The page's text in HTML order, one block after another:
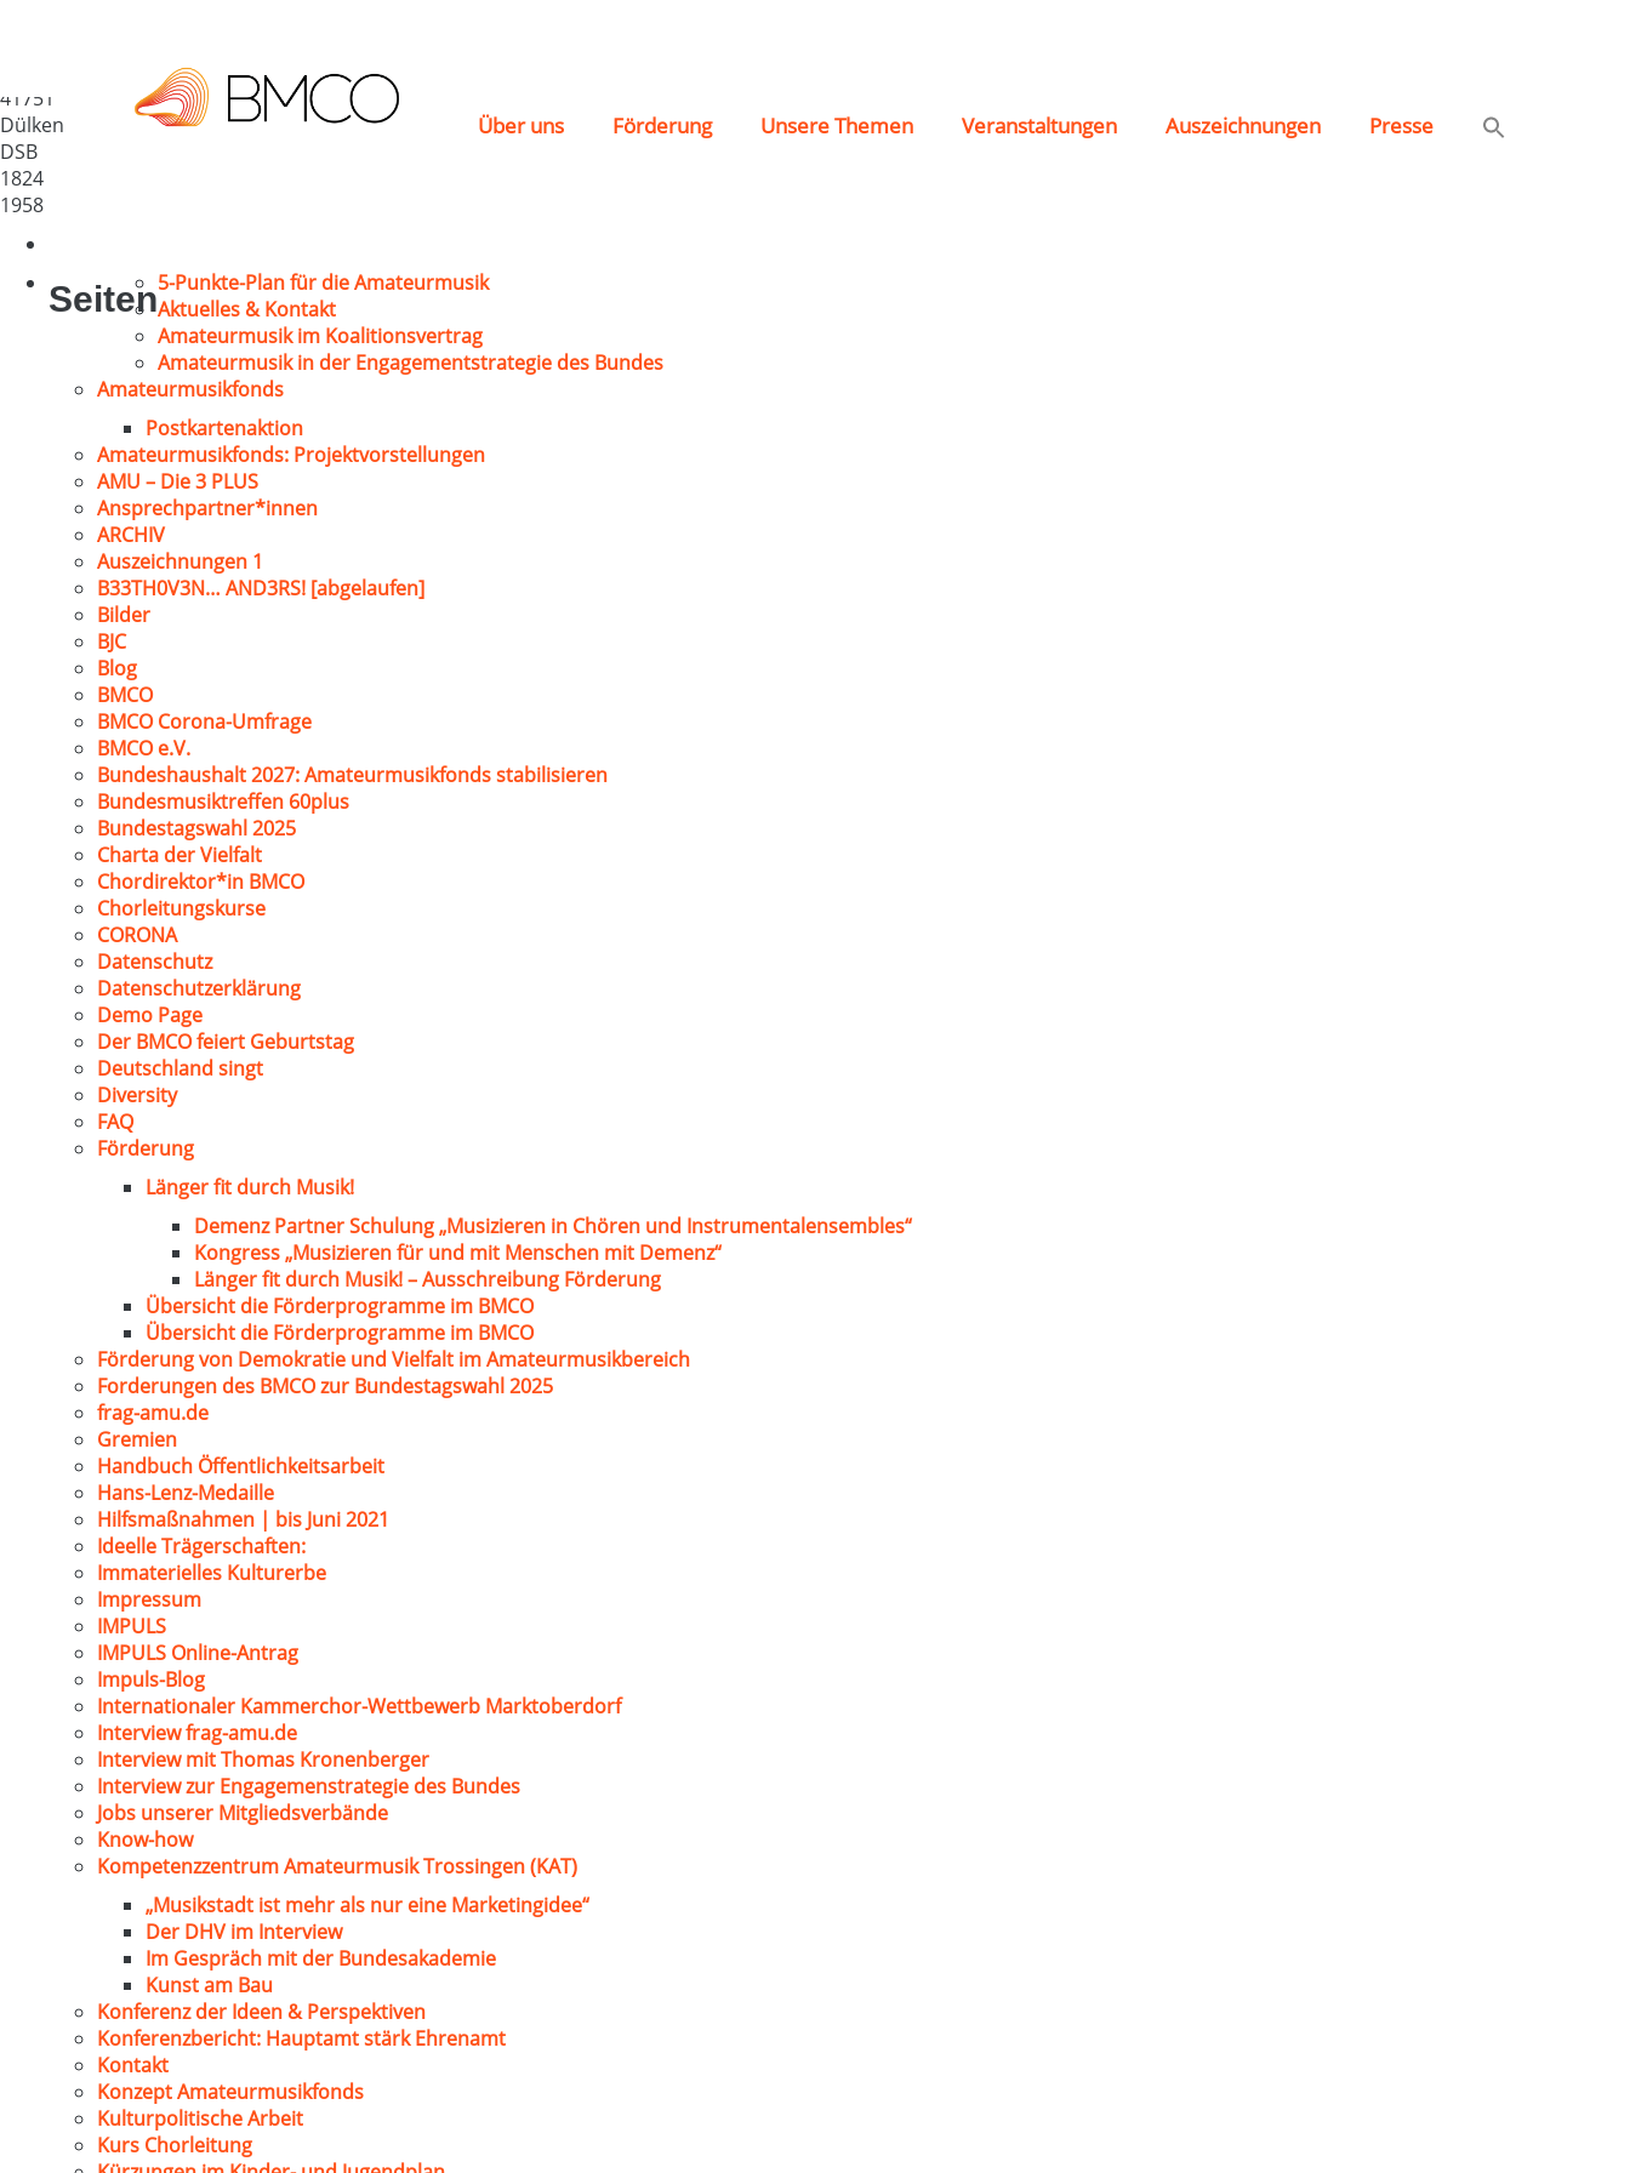
Über uns Förderung Unsere Themen Veranstaltungen Auszeichnungen Presse
41751
Dülken
DSB
1824
1958
Seiten5-Punkte-Plan für die Amateurmusik
Aktuelles & Kontakt
Amateurmusik im Koalitionsvertrag
Amateurmusik in der Engagementstrategie des Bundes
Amateurmusikfonds
Postkartenaktion
Amateurmusikfonds: Projektvorstellungen
AMU – Die 3 PLUS
Ansprechpartner*innen
ARCHIV
Auszeichnungen 1
B33TH0V3N… AND3RS! [abgelaufen]
Bilder
BJC
Blog
BMCO
BMCO Corona-Umfrage
BMCO e.V.
Bundeshaushalt 2027: Amateurmusikfonds stabilisieren
Bundesmusiktreffen 60plus
Bundestagswahl 2025
Charta der Vielfalt
Chordirektor*in BMCO
Chorleitungskurse
CORONA
Datenschutz
Datenschutzerklärung
Demo Page
Der BMCO feiert Geburtstag
Deutschland singt
Diversity
FAQ
Förderung
Länger fit durch Musik!
Demenz Partner Schulung „Musizieren in Chören und Instrumentalensembles“
Kongress „Musizieren für und mit Menschen mit Demenz“
Länger fit durch Musik! – Ausschreibung Förderung
Übersicht die Förderprogramme im BMCO
Übersicht die Förderprogramme im BMCO
Förderung von Demokratie und Vielfalt im Amateurmusikbereich
Forderungen des BMCO zur Bundestagswahl 2025
frag-amu.de
Gremien
Handbuch Öffentlichkeitsarbeit
Hans-Lenz-Medaille
Hilfsmaßnahmen | bis Juni 2021
Ideelle Trägerschaften:
Immaterielles Kulturerbe
Impressum
IMPULS
IMPULS Online-Antrag
Impuls-Blog
Internationaler Kammerchor-Wettbewerb Marktoberdorf
Interview frag-amu.de
Interview mit Thomas Kronenberger
Interview zur Engagemenstrategie des Bundes
Jobs unserer Mitgliedsverbände
Know-how
Kompetenzzentrum Amateurmusik Trossingen (KAT)
„Musikstadt ist mehr als nur eine Marketingidee“
Der DHV im Interview
Im Gespräch mit der Bundesakademie
Kunst am Bau
Konferenz der Ideen & Perspektiven
Konferenzbericht: Hauptamt stärk Ehrenamt
Kontakt
Konzept Amateurmusikfonds
Kulturpolitische Arbeit
Kurs Chorleitung